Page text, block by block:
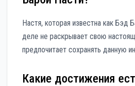
Настя, которая известна как Бэд
деле не раскрывает свою
предпочитает сохранять данную
Какие достижения